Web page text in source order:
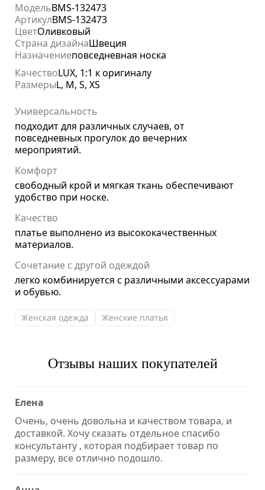
МодельBMS-132473
АртикулBMS-132473
ЦветОливковый
Страна дизайнаШвеция
Назначениеповседневная носка
КачествоLUX, 1:1 к оригиналу
РазмерыL, M, S, XS
Универсальность
подходит для различных случаев, от
повседневных прогулок до вечерних
мероприятий.
Комфорт
свободный крой и мягкая ткань обеспечивают
удобство при носке.
Качество
платье выполнено из высококачественных
материалов.
Сочетание с другой одеждой
легко комбинируется с различными аксессуарами
и обувью.
Женская одежда Женские платья
Отзывы наших покупателей
Елена
Очень, очень довольна и качеством товара, и
доставкой. Хочу сказать отдельное спасибо
консультанту , которая подбирает товар по
размеру, все отлично подошло.